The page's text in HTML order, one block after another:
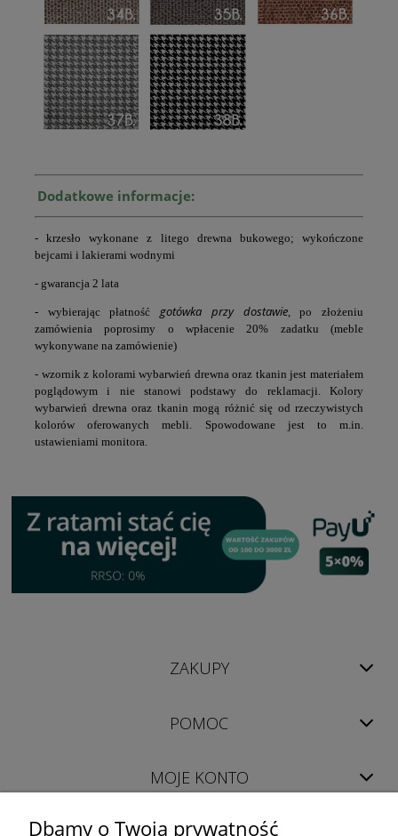
Dodatkowe informacje:
- krzesło wykonane z litego drewna bukowego; wykończone
bejcami i lakierami wodnymi
- gwarancja 2 lata
- wybierając płatnośćgotówka przy dostawie, po złożeniu
zamówienia poprosimy o wpłacenie 20% zadatku (meble
wykonywane na zamówienie)
- wzornik z kolorami wybarwień drewna oraz tkanin jest materiałem
poglądowym i nie stanowi podstawy do reklamacji. Kolory
wybarwień drewna oraz tkanin mogą różnić się od rzeczywistych
kolorów oferowanych mebli. Spowodowane jest to m.in.
ustawieniami monitora.
ZAKUPY
POMOC
MOJE KONTO
Dbamy o Twoją prywatność